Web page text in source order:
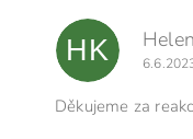
HK
Děkujeme za